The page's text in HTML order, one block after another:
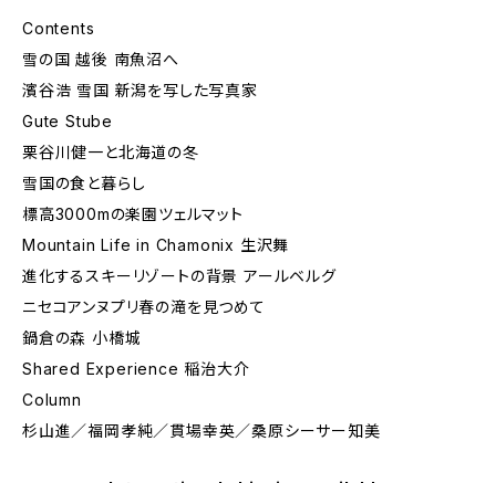
Contents
雪の国 越後 南魚沼へ
濱谷浩 雪国 新潟を写した写真家
Gute Stube
栗谷川健一と北海道の冬
雪国の食と暮らし
標高3000mの楽園ツェルマット
Mountain Life in Chamonix 生沢舞
進化するスキーリゾートの背景 アールベルグ
ニセコアンヌプリ春の滝を見つめて
鍋倉の森 小橋城
Shared Experience 稲治大介
Column
杉山進／福岡孝純／貫場幸英／桑原シーサー知美